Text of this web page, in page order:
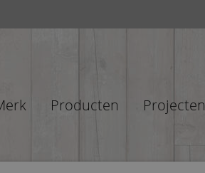
Producten Projecten